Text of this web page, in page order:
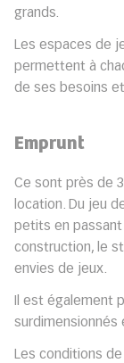
grands.
Les espaces de
permettent à
de ses besoins
Emprunt
Ce sont près de
location. Du jeu
petits en
construction, le
envies de jeux.
Il est également
surdimensionnés
Les conditions